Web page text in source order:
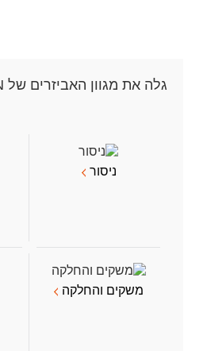
גלה את מגוון האביזרים של FEIN
ניסור
משקים והחלקה